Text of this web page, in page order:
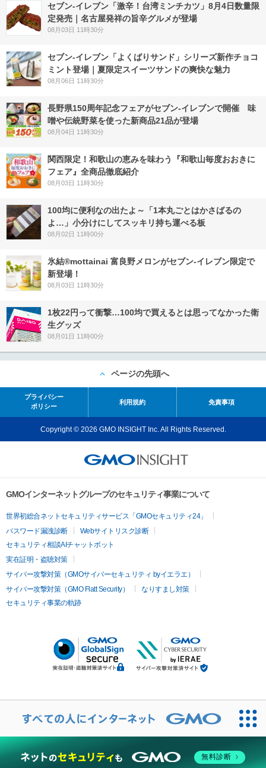
セブン-イレブン「激辛！台湾ミンチカツ」8月4日数量限
定発売｜名古屋発祥の旨辛グルメが登場
08月03日 11時30分
セブン‐イレブン「よくばりサンド」シリーズ新作チョコ
ミント登場｜夏限定スイーツサンドの爽快な魅力
08月06日 11時30分
長野県150周年記念フェアがセブン-イレブンで開催 味
噌や伝統野菜を使った新商品21品が登場
08月04日 11時30分
関西限定！和歌山の恵みを味わう『和歌山毎度おおきに
フェア』全商品徹底紹介
08月03日 11時30分
100均に便利なの出たよ～「1本丸ごとはかさばるの
よ…」小分けにしてスッキリ持ち運べる板
08月02日 11時00分
氷結®mottainai 富良野メロンがセブン‐イレブン限定で
新登場！
08月03日 11時30分
1枚22円って衝撃…100均で買えるとは思ってなかった衛
生グッズ
08月01日 11時00分
ページの先頭へ
プライバシー
ポリシー
利用規約 免責事項
Copyright © 2026 GMO INSIGHT Inc. All Rights Reserved.
GMOインターネットグループのセキュリティ事業について
世界初総合ネットセキュリティサービス「GMOセキュリティ24」
パスワード漏洩診断
Webサイトリスク診断
セキュリティ相談AIチャットボット
実在証明・盗聴対策
サイバー攻撃対策（GMOサイバーセキュリティ byイエラエ）
サイバー攻撃対策（GMO Flatt Security）
なりすまし対策
セキュリティ事業の軌跡
無料診断